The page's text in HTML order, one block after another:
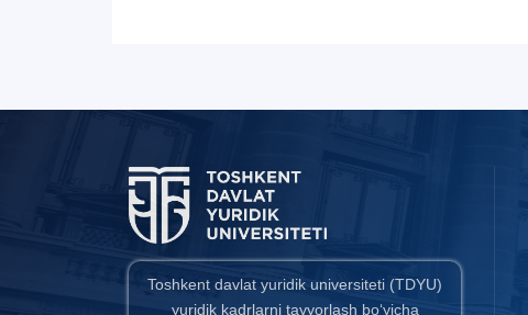
Toshkent davlat yuridik universiteti (TDYU)
yuridik kadrlarni tayyorlash bo‘yicha